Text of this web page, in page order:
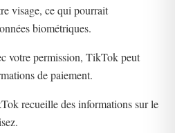
visage, ce qui pourrait
biométriques.
votre permission, TikTok peut
de paiement.
recueille des informations sur le